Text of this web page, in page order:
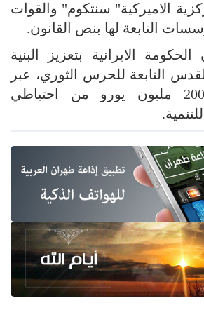
الاميركية" سنتكوم" والقوات
التابعة لها بنص القانون.
الايرانية بتعزيز البنية
التابعة للحرس الثوري، عبر
استقطاع مبلغ 200 مليون يورو من احتياطي